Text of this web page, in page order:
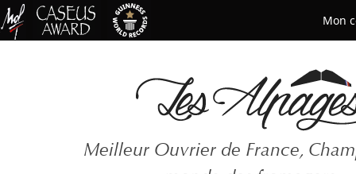
Meilleur Ouvrier de France,
Mon
Mot de passe oublié ?
CRÉER UN